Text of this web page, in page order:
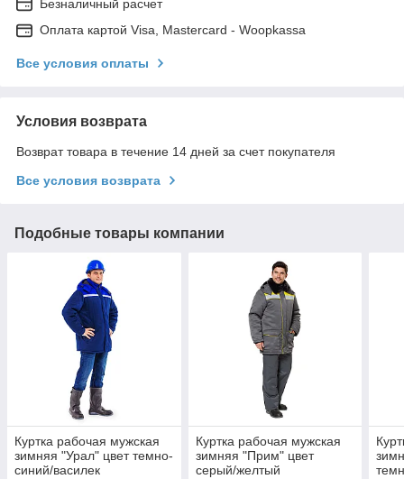
Безналичный расчет
Оплата картой Visa, Mastercard - Woopkassa
Все условия оплаты
Условия возврата
Возврат товара в течение 14 дней за счет покупателя
Все условия возврата
Подобные товары компании
Куртка рабочая мужская
зимняя "Урал" цвет темно-
синий/василек
Куртка рабочая мужская
зимняя "Прим" цвет
серый/желтый